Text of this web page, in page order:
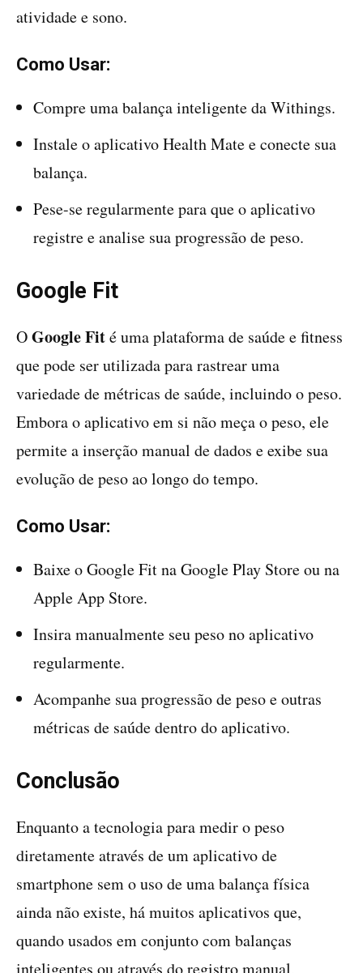
atividade e sono.
Como Usar:
Compre uma balança inteligente da Withings.
Instale o aplicativo Health Mate e conecte sua
balança.
Pese-se regularmente para que o aplicativo
registre e analise sua progressão de peso.
Google Fit
OGoogle Fité uma plataforma de saúde e fitness
que pode ser utilizada para rastrear uma
variedade de métricas de saúde, incluindo o peso.
Embora o aplicativo em si não meça o peso, ele
permite a inserção manual de dados e exibe sua
evolução de peso ao longo do tempo.
Como Usar:
Baixe o Google Fit na Google Play Store ou na
Apple App Store.
Insira manualmente seu peso no aplicativo
regularmente.
Acompanhe sua progressão de peso e outras
métricas de saúde dentro do aplicativo.
Conclusão
Enquanto a tecnologia para medir o peso
diretamente através de um aplicativo de
smartphone sem o uso de uma balança física
ainda não existe, há muitos aplicativos que,
quando usados em conjunto com balanças
inteligentes ou através do registro manual,